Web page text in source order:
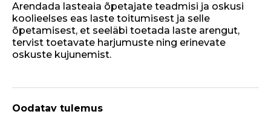
Arendada lasteaia õpetajate teadmisi ja oskusi
koolieelses eas laste toitumisest ja selle
õpetamisest, et seeläbi toetada laste arengut,
tervist toetavate harjumuste ning erinevate
oskuste kujunemist.
Oodatav tulemus